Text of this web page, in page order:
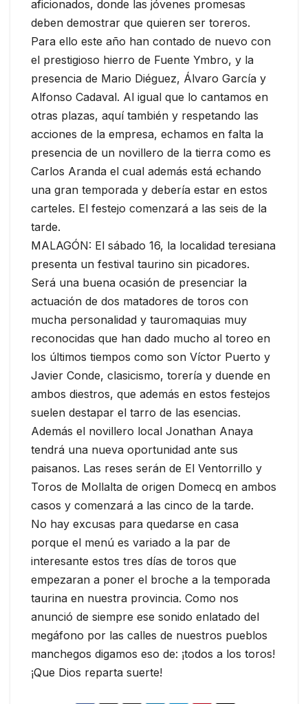
aficionados, donde las jóvenes promesas
deben demostrar que quieren ser toreros.
Para ello este año han contado de nuevo con
el prestigioso hierro de Fuente Ymbro, y la
presencia de Mario Diéguez, Álvaro García y
Alfonso Cadaval. Al igual que lo cantamos en
otras plazas, aquí también y respetando las
acciones de la empresa, echamos en falta la
presencia de un novillero de la tierra como es
Carlos Aranda el cual además está echando
una gran temporada y debería estar en estos
carteles. El festejo comenzará a las seis de la
tarde.
MALAGÓN: El sábado 16, la localidad teresiana
presenta un festival taurino sin picadores.
Será una buena ocasión de presenciar la
actuación de dos matadores de toros con
mucha personalidad y tauromaquias muy
reconocidas que han dado mucho al toreo en
los últimos tiempos como son Víctor Puerto y
Javier Conde, clasicismo, torería y duende en
ambos diestros, que además en estos festejos
suelen destapar el tarro de las esencias.
Además el novillero local Jonathan Anaya
tendrá una nueva oportunidad ante sus
paisanos. Las reses serán de El Ventorrillo y
Toros de Mollalta de origen Domecq en ambos
casos y comenzará a las cinco de la tarde.
No hay excusas para quedarse en casa
porque el menú es variado a la par de
interesante estos tres días de toros que
empezaran a poner el broche a la temporada
taurina en nuestra provincia. Como nos
anunció de siempre ese sonido enlatado del
megáfono por las calles de nuestros pueblos
manchegos digamos eso de: ¡todos a los toros!
¡Que Dios reparta suerte!